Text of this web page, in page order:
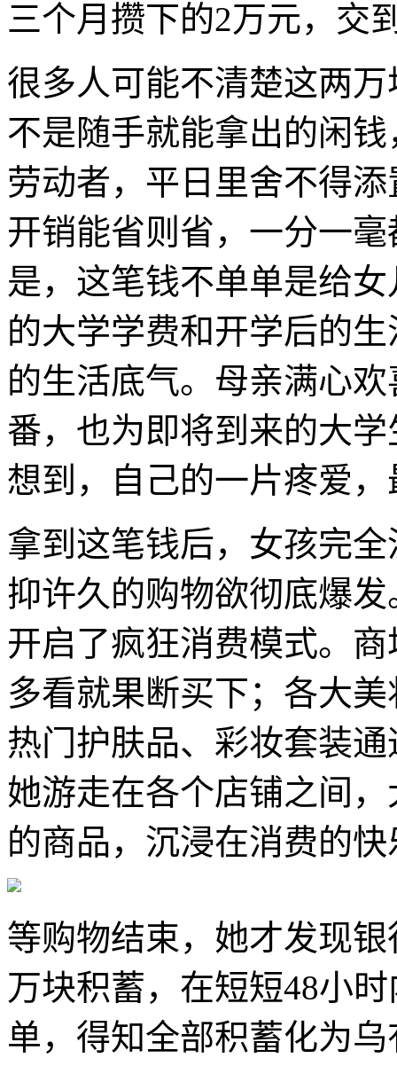
三个月攒下的2万元，交
很多人可能不清楚这两
不是随手就能拿出的闲
劳动者，平日里舍不得
开销能省则省，一分一
是，这笔钱不单单是给
的大学学费和开学后的
的生活底气。母亲满心
番，也为即将到来的大
想到，自己的一片疼爱
拿到这笔钱后，女孩完
抑许久的购物欲彻底爆
开启了疯狂消费模式。
多看就果断买下；各大
热门护肤品、彩妆套装
她游走在各个店铺之间
的商品，沉浸在消费的
等购物结束，她才发现
万块积蓄，在短短48小
单，得知全部积蓄化为